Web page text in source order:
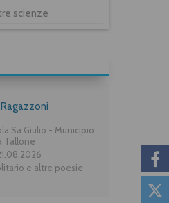
scienze
Sa Giulio - Municipio
Tallone
e altre poesie